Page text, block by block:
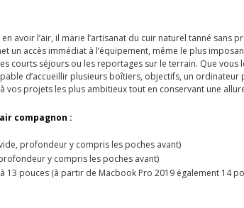
avoir l’air, il marie l’artisanat du cuir naturel tanné sans
un accès immédiat à l’équipement, même le plus
courts séjours ou les reportages sur le terrain. Que vous
d’accueillir plusieurs boîtiers, objectifs, un
vos projets les plus ambitieux tout en conservant une
compagnon :
profondeur y compris les poches avant)
y compris les poches avant)
13 pouces (à partir de Macbook Pro 2019 également 14